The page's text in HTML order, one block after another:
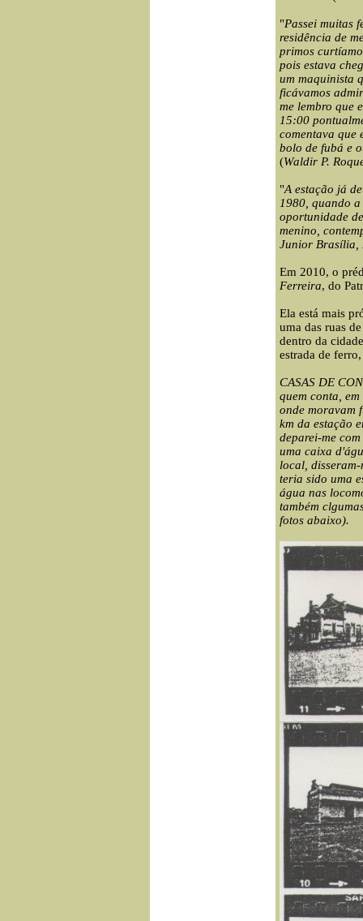
"Passei muitas
residência de
primos
pois estava
um maquinista
ficávamos
me lembro que
15:00
comentava que
bolo de fubá e
(Waldir P.
"A estação já
1980, quando
oportunidade
menino,
Junior Brasília,
Em 2010, o
Ferreira, do
Ela está mais
uma das ruas
dentro da
estrada de
CASAS DE
quem conta,
onde moravam
km da estação
deparei-me
uma caixa
local,
teria sido uma
água nas
também
fotos abaixo).